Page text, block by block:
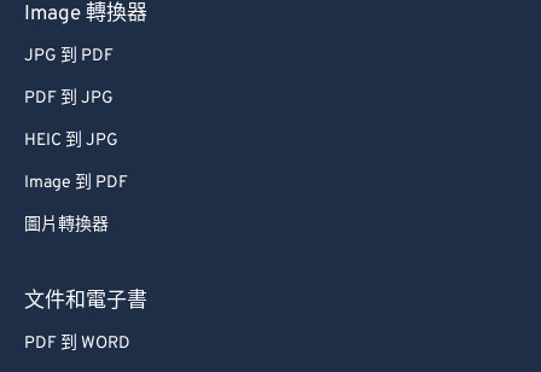
Image 轉換器
JPG 到 PDF
PDF 到 JPG
HEIC 到 JPG
Image 到 PDF
圖片轉換器
文件和電子書
PDF 到 WORD